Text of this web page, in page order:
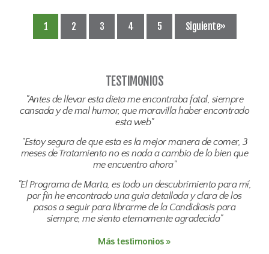
1 2 3 4 5 Siguiente»
TESTIMONIOS
"Antes de llevar esta dieta me encontraba fatal, siempre
cansada y de mal humor, que maravilla haber encontrado
esta web"
"Estoy segura de que esta es la mejor manera de comer, 3
meses de Tratamiento no es nada a cambio de lo bien que
me encuentro ahora"
"El Programa de Marta, es todo un descubrimiento para mí,
por fin he encontrado una guia detallada y clara de los
pasos a seguir para librarme de la Candidiasis para
siempre, me siento eternamente agradecida"
Más testimonios »